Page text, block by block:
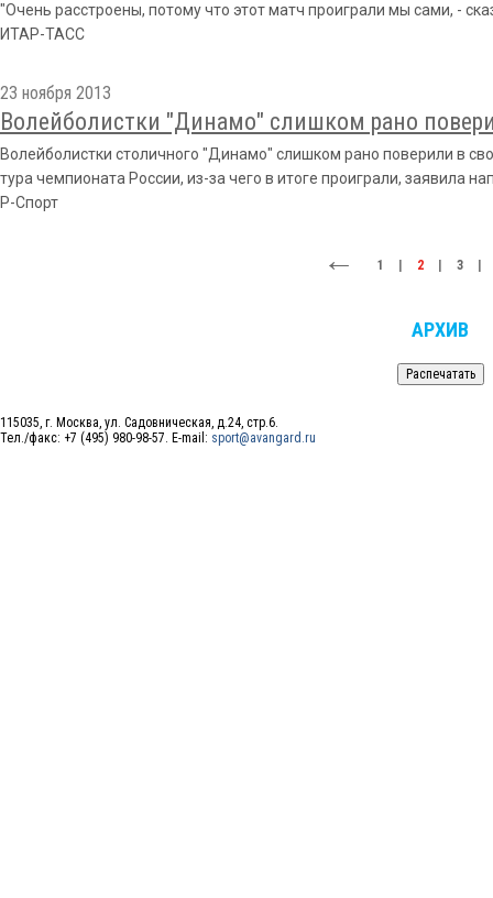
"Очень расстроены, потому что этот матч проиграли мы сами, -
ИТАР-ТАСС
23 ноября 2013
Волейболистки "Динамо" слишком рано
Волейболистки столичного "Динамо" слишком рано поверили в
тура чемпионата России, из-за чего в итоге проиграли, заявила
Р-Спорт
1 2 3
АРХИВ
115035, г. Москва, ул. Садовническая, д.24, стр.6.
Тел./факс: +7 (495) 980-98-57. E-mail: sport@avangard.ru